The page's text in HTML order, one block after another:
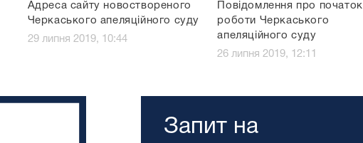
Адреса сайту новоствореного
Черкаського апеляційного суду
29 липня 2019, 10:44
Повідомлення про початок
роботи Черкаського
апеляційного суду
26 липня 2019, 12:11
Запит на